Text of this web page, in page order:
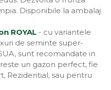
Disponibile la ambalaj
ROYAL - cu variantele
de seminte super-
sunt recomandate in
un gazon perfect, fie
Rezidential, sau pentru